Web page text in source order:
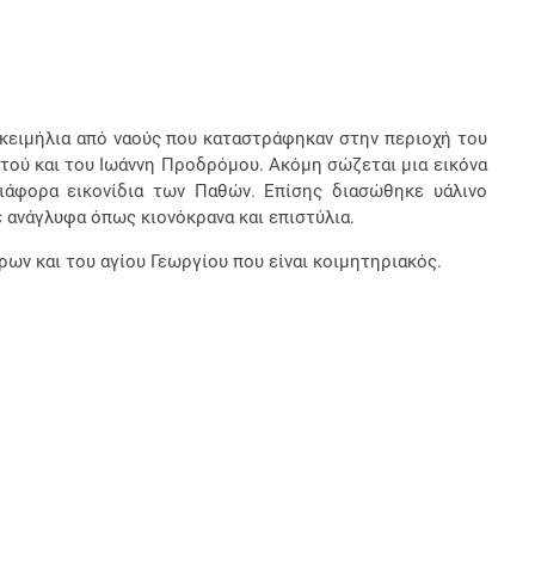
από ναούς που καταστράφηκαν στην περιοχή του
και του Ιωάννη Προδρόμου. Ακόμη σώζεται μια εικόνα
εικονίδια των Παθών. Επίσης διασώθηκε υάλινο
όπως κιονόκρανα και επιστύλια.
και του αγίου Γεωργίου που είναι κοιμητηριακός.